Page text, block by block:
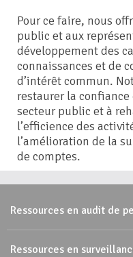
Pour ce faire, nous
public et aux
développement des
connaissances et de
d’intérêt commun.
restaurer la
secteur public et à
l’efficience des
l’amélioration de la
de comptes.
Ressources en audit de
Ressources en